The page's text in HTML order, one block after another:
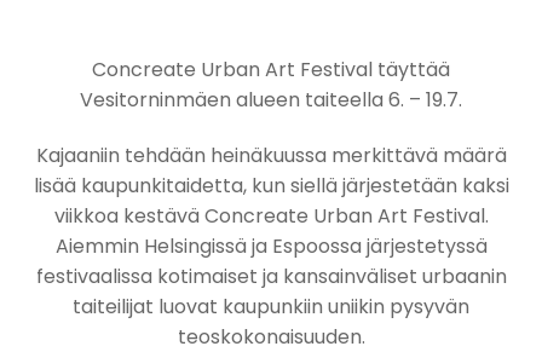
Concreate Urban Art Festival täyttää
Vesitorninmäen alueen taiteella 6. – 19.7.
Kajaaniin tehdään heinäkuussa merkittävä määrä
lisää kaupunkitaidetta, kun siellä järjestetään kaksi
viikkoa kestävä Concreate Urban Art Festival.
Aiemmin Helsingissä ja Espoossa järjestetyssä
festivaalissa kotimaiset ja kansainväliset urbaanin
taiteilijat luovat kaupunkiin uniikin pysyvän
teoskokonaisuuden.